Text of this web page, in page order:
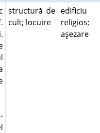
structură de
cult; locuire
edificiu
religios;
aşezare